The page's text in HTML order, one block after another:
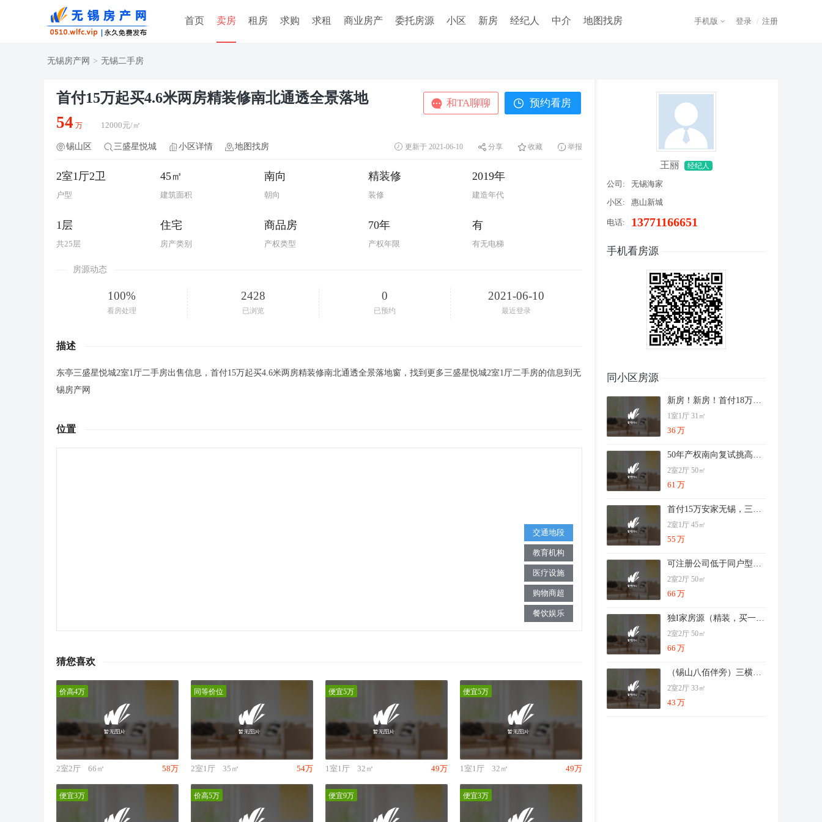
首页 卖房 租房 求购 求租 商业房产 委托房源 小区 新房 经纪人 中介 地图找房 登录 / 注册
手机版
无锡房产网 > 无锡二手房
首付15万起买4.6米两房精装修南北通透全景落地
54 万 12000元/㎡
锡山区 三盛星悦城 小区详情 地图找房 举报
收藏
分享
更新于 2021-06-10
2室1厅2卫
户型
45㎡
建筑面积
南向
朝向
精装修
装修
2019年
建造年代
1层
共25层
住宅
房产类别
商品房
产权类型
70年
产权年限
有
有无电梯
房源动态
100%
看房处理
2428
已浏览
0
已预约
2021-06-10
最近登录
描述
东亭三盛星悦城2室1厅二手房出售信息，首付15万起买4.6米两房精装修南北通透全景落地窗，找到更多三盛星悦城2室1厅二手房的信息到无
锡房产网
位置
交通地段
教育机构
医疗设施
购物商超
餐饮娱乐
猜您喜欢
2室2厅 66㎡ 58万
价高4万
2室1厅 35㎡ 54万
同等价位
1室1厅 32㎡ 49万
便宜5万
1室1厅 32㎡ 49万
便宜5万
便宜3万 价高5万 便宜9万 便宜3万
王丽 经纪人
公司:
无锡海家
小区:
惠山新城
电话: 13771166651
手机看房源
同小区房源
新房！新房！首付18万买网红公寓泰州苏州客户享受优惠
1室1厅 31㎡
36 万
50年产权南向复试挑高三盛南北通透双钥匙公寓月租三千五
2室2厅 50㎡
61 万
首付15万安家无锡，三盛星悦城（5米挑高公寓）
2室1厅 45㎡
55 万
可注册公司低于同户型5WA挑高4.6米全明户型
2室2厅 50㎡
66 万
独I家房源（精装，买一享二）地铁无缝对接，随时看
2室2厅 50㎡
66 万
（锡山八佰伴旁）三横三纵交通挑高两层三盛全景落地窗
2室2厅 33㎡
43 万